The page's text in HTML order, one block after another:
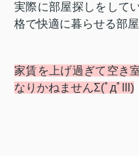
実際に部屋探しをして
格で快適に暮らせる部屋
家賃を上げ過ぎて空き
なりかねませんΣ(ﾟдﾟlll)